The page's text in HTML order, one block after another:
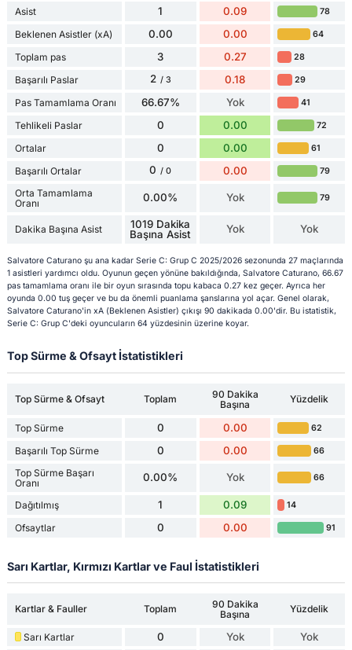
Asist 1 0.09 78
Beklenen Asistler (xA) 0.00 0.00 64
Toplam pas 3 0.27 28
Başarılı Paslar 2 / 3 0.18 29
Pas Tamamlama Oranı 66.67% Yok 41
Tehlikeli Paslar 0 0.00 72
Ortalar 0 0.00 61
Başarılı Ortalar 0 / 0 0.00 79
Orta Tamamlama
Oranı
0.00% Yok 79
Dakika Başına Asist
1019 Dakika
Başına Asist
Yok Yok
Salvatore Caturano şu ana kadar Serie C: Grup C 2025/2026 sezonunda 27 maçlarında
1 asistleri yardımcı oldu. Oyunun geçen yönüne bakıldığında, Salvatore Caturano, 66.67
pas tamamlama oranı ile bir oyun sırasında topu kabaca 0.27 kez geçer. Ayrıca her
oyunda 0.00 tuş geçer ve bu da önemli puanlama şanslarına yol açar. Genel olarak,
Salvatore Caturano'in xA (Beklenen Asistler) çıkışı 90 dakikada 0.00'dir. Bu istatistik,
Serie C: Grup C'deki oyuncuların 64 yüzdesinin üzerine koyar.
Top Sürme & Ofsayt İstatistikleri
Top Sürme & Ofsayt Toplam
90 Dakika
Başına
Yüzdelik
Top Sürme 0 0.00 62
Başarılı Top Sürme 0 0.00 66
Top Sürme Başarı
Oranı
0.00% Yok 66
Dağıtılmış 1 0.09 14
Ofsaytlar 0 0.00 91
Sarı Kartlar, Kırmızı Kartlar ve Faul İstatistikleri
Kartlar & Fauller Toplam
90 Dakika
Başına
Yüzdelik
Sarı Kartlar 0 Yok Yok